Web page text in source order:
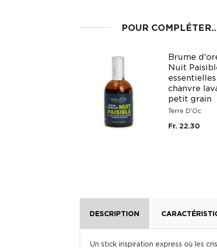
POUR
Brume
Nuit
essentielles
chanvre
petit grain
Terre D'Oc
Fr. 22.30
DESCRIPTION
Un stick inspiration express où les